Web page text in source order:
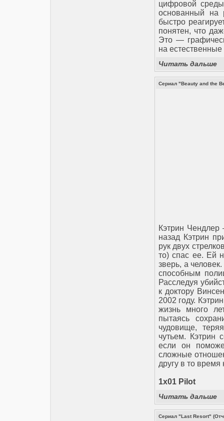
цифровой
основанный на
быстро
понятен, что
Это —
на естественные
Читать дальше
Сериал "Beauty and the
Кэтрин Чендлер
назад Кэтрин
рук двух
то) спас ее. Ей
зверь, а
способным
Расследуя
к доктору
2002 году.
жизнь много
пытаясь
чудовище,
чутьем. Кэтрин
если он
сложные
другу в то
1x01 Pilot
Читать дальше
Сериал "Last Resort"